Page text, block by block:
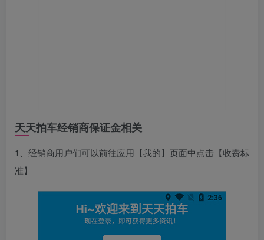
天天拍车经销商保证金相关
1、经销商用户们可以前往应用【我的】页面中点击【收费标
准】